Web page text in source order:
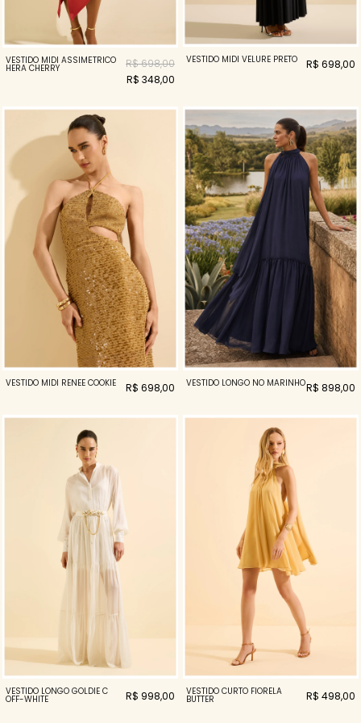
VESTIDO MIDI ASSIMÉTRICO
HERA CHERRY
R$ 698,00
R$ 348,00
VESTIDO MIDI VELURE PRETO R$ 698,00
VESTIDO MIDI RENEE COOKIE R$ 698,00 VESTIDO LONGO NÓ MARINHOR$ 898,00
VESTIDO LONGO GOLDIE C
OFF-WHITE R$ 998,00 VESTIDO CURTO FIORELA
BUTTER R$ 498,00